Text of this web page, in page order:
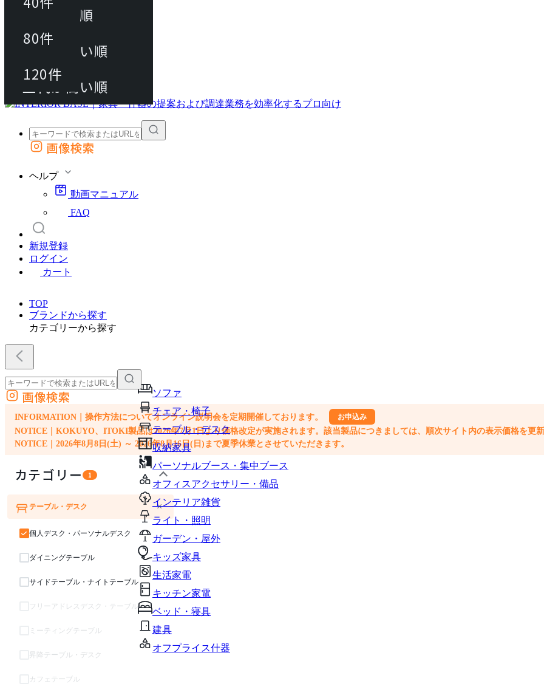
動画マニュアル
FAQ
カート
外部サイトの商品をカートに追加
画像検索
ヘルプ
動画マニュアル
FAQ
新規登録
ログイン
カート
TOP
ブランドから探す
カテゴリーから探す
ソファ
チェア・椅子
テーブル・デスク
収納家具
パーソナルブース・集中ブース
オフィスアクセサリー・備品
インテリア雑貨
ライト・照明
ガーデン・屋外
キッズ家具
生活家電
キッチン家電
ベッド・寝具
建具
オフプライス什器
外部サイトの商品をカートに追加
他のサイトで見つけた商品ページのURLを貼り付けて、カートに追加できます
画像検索
INFORMATION｜操作方法についてオンライン説明会を定期開催しております。 お申込み
NOTICE｜KOKUYO、ITOKI製品は2026年7月1日より価格改定が実施されます。該当製品につきましては、順次サイト内の表示価格を更新
NOTICE｜2026年8月8日(土) ～ 2026年8月16日(日)まで夏季休業とさせていただきます。
カテゴリー 1
ソファ
チェア・椅子
テーブル・デスク ×
個人デスク・パーソナルデスク
ダイニングテーブル
サイドテーブル・ナイトテーブル
フリーアドレスデスク・テーブル
ミーティングテーブル
昇降テーブル・デスク
カフェテーブル
80件
120件
おすすめ順
上代が安い順
上代が高い順
80件
120件